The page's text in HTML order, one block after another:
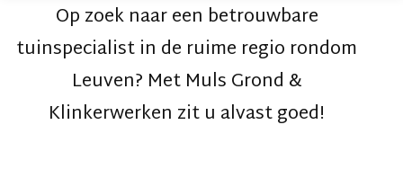
Op zoek naar een betrouwbare
tuinspecialist in de ruime regio rondom
Leuven? Met Muls Grond &
Klinkerwerken zit u alvast goed!